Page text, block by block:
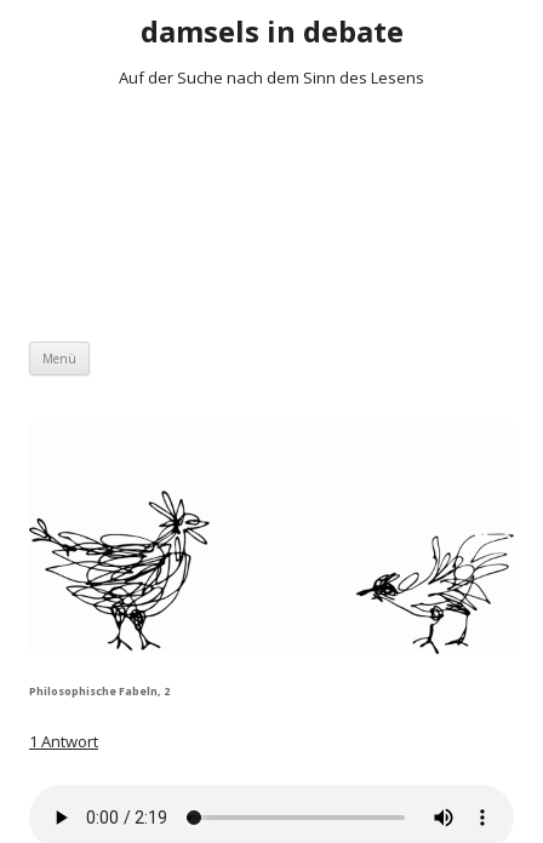
damsels in debate
Auf der Suche nach dem Sinn des Lesens
Menü
Philosophische Fabeln, 2
1 Antwort